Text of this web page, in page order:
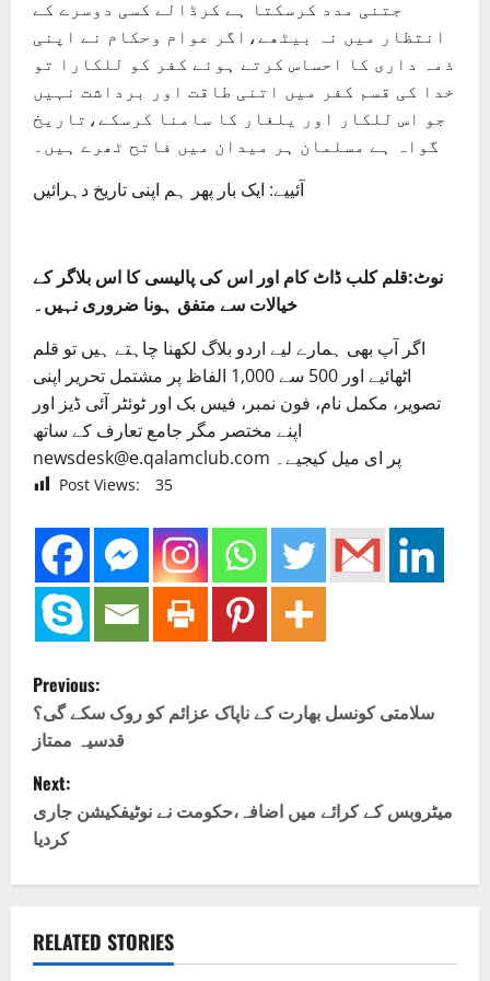
جتنی مدد کرسکتا ہے کرڈالے کسی دوسرے کے
انتظار میں نہ بیٹھے،اگر عوام وحکام نے اپنی
ذمہ داری کا احساس کرتے ہوئے کفر کو للکارا تو
خدا کی قسم کفر میں اتنی طاقت اور برداشت نہیں
جو اس للکار اور یلغار کا سامنا کرسکے،تاریخ
گواہ ہے مسلمان ہر میدان میں فاتح ٹھرے ہیں۔
آئییے: ایک بار پھر ہم اپنی تاریخ دہرائیں
نوٹ:قلم کلب ڈاٹ کام اور اس کی پالیسی کا اس بلاگر کے
خیالات سے متفق ہونا ضروری نہیں۔
اگر آپ بھی ہمارے لیے اردو بلاگ لکھنا چاہتے ہیں تو قلم
اٹھائیے اور 500 سے 1,000 الفاظ پر مشتمل تحریر اپنی
تصویر، مکمل نام، فون نمبر، فیس بک اور ٹوئٹر آئی ڈیز اور
اپنے مختصر مگر جامع تعارف کے ساتھ
newsdesk@e.qalamclub.com پر ای میل کیجیے۔
Post Views: 35
P
o
s
t
n
v
Previous:
سلامتی کونسل بھارت کے ناپاک عزائم کو روک سکے گی؟
قدسیہ ممتاز
Next:
میٹروبس کے کرائے میں اضافہ،حکومت نے نوٹیفکیشن جاری
کردیا
RELATED STORIES